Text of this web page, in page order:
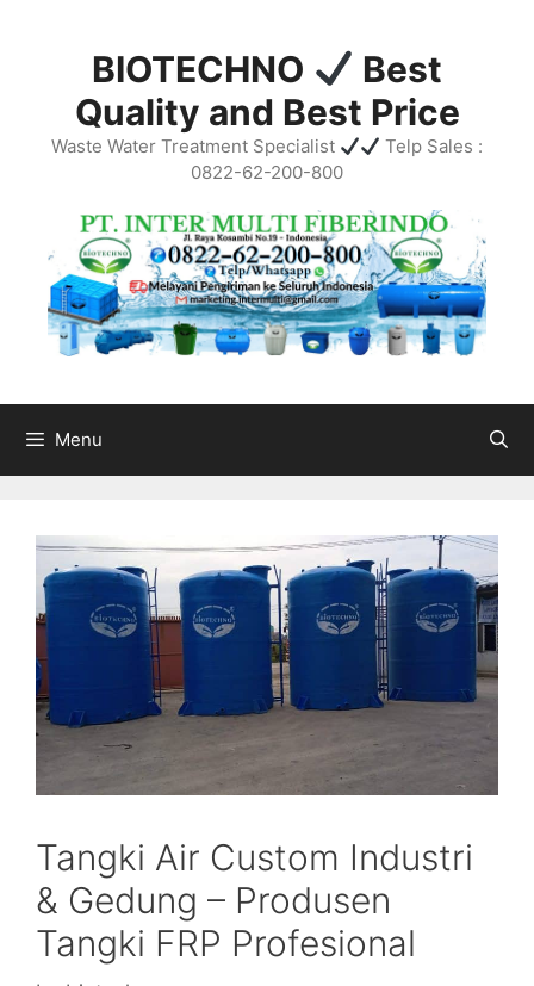
BIOTECHNO
Best
Quality and Best Price
Waste Water Treatment Specialist
Telp Sales :
0822-62-200-800
Menu
Tangki Air Custom Industri
& Gedung – Produsen
Tangki FRP Profesional